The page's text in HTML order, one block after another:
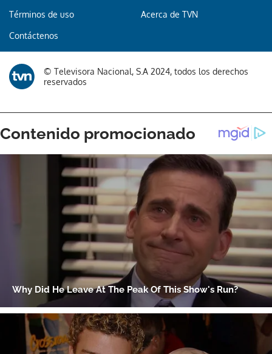
Términos de uso Acerca de TVN
Contáctenos
© Televisora Nacional, S.A 2024, todos los derechos
reservados